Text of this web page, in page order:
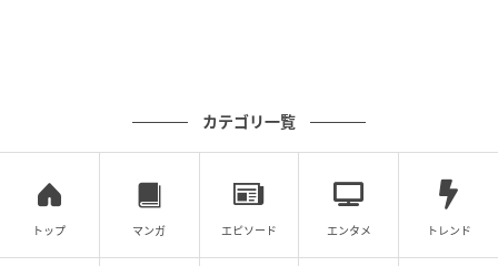
あわせて提供しており、省スペース化とスムーズな決
エム・ピー・ソリューションは、今後も全国あらゆる
地域において、地域課題に寄り添ったキャッシュレス
環境を届けることで、行政DXおよび業務効率化と住民
カテゴリ一覧
トップ マンガ エピソード エンタメ トレンド